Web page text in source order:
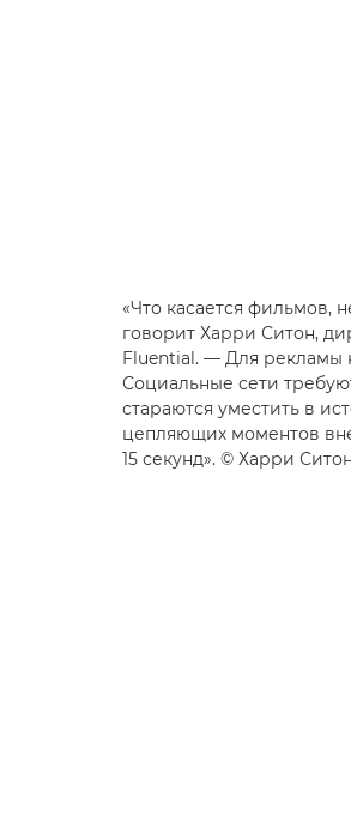
«Что касается фильмов,
говорит Харри Ситон,
Fluential. — Для рекламы
Социальные сети
стараются уместить в
цепляющих моментов
15 секунд». © Харри Ситон